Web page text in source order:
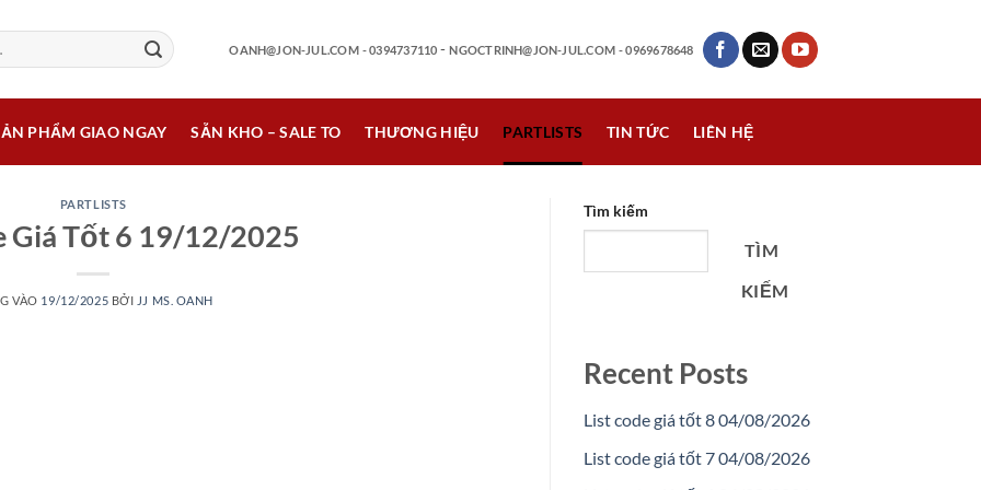
OANH@JON-JUL.COM - 0394737110 -NGOCTRINH@JON-JUL.COM - 0969678648
PHẨM GIAO NGAY SẴN KHO – SALE TO THƯƠNG HIỆU PARTLISTS TIN TỨC LIÊN HỆ
PARTLISTS
Giá Tốt 6 19/12/2025
VÀO 19/12/2025 BỞI JJ MS. OANH
Tìm kiếm
TÌM
KIẾM
Recent Posts
List code giá tốt 8 04/08/2026
List code giá tốt 7 04/08/2026